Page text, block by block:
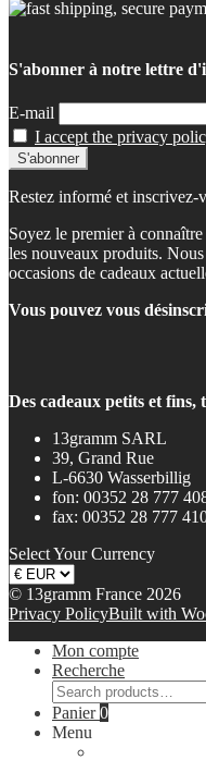
S'abonner à notre lettre
E-mail
I accept the privacy
Restez informé et
Soyez le premier à
les nouveaux produits.
occasions de cadeaux
Vous pouvez vous
Des cadeaux petits et fins,
13gramm SARL
39, Grand Rue
L-6630 Wasserbillig
fon: 00352 28 777
fax: 00352 28 777
Select Your Currency
© 13gramm France 2026
Privacy PolicyBuilt with
Mon compte
Recherche
Search
for:
Panier0
Menu